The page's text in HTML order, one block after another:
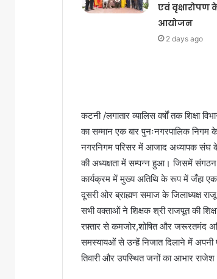
एवं
आयोजन
2 days ago
कटनी /लगातार व्यालिस वर्षों तक शिक्षा
का सम्मान एक बार पुनःनगरपालिक निगम
नगरनिगम परिसर में आजाद अध्यापक संघ के
की अध्यक्षता में सम्पन्न हुआ। जिसमें संगठन
कार्यक्रम में मुख्य अतिथि के रूप में जँहा एक
दूसरी ओर ब्राह्मण समाज के जिलाध्यक्ष राजू
सभी वक्ताओं ने शिक्षक श्री राजपूत की
रफ़्तार से कमजोर,शोषित और जरूरतमंद
समस्यायओं से उन्हें निजात दिलाने में अपनी
तिवारी और उपस्थित जनों का आभार राजेश